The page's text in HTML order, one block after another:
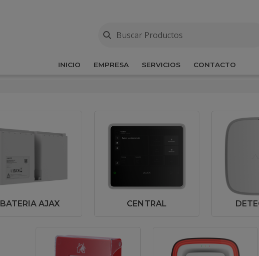
INICIO EMPRESA SERVICIOS CONTACTO
BATERIA AJAX CENTRAL